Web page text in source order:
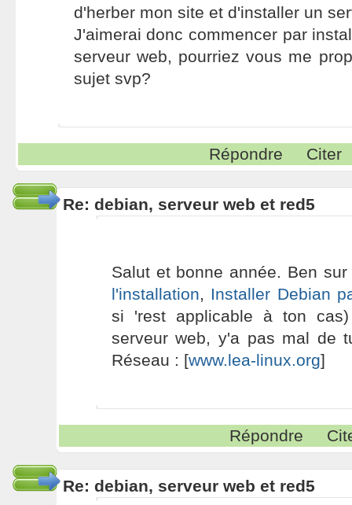
d'herber mon site et d'installer un
J'aimerai donc commencer par
serveur web, pourriez vous me
sujet svp?
Répondre Citer
Re: debian, serveur web et red5
Salut et bonne année. Ben
l'installation, Installer Debian
si 'rest applicable à ton
serveur web, y'a pas mal de
Réseau : [www.lea-linux.org]
Répondre
Re: debian, serveur web et red5